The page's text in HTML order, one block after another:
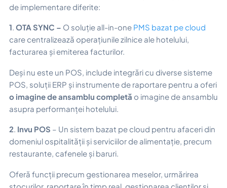
de implementare diferite:
1. OTA SYNC – O soluție all-in-one PMS bazat pe cloud
care centralizează operațiunile zilnice ale hotelului,
facturarea și emiterea facturilor.
Deși nu este un POS, include integrări cu diverse sisteme
POS, soluții ERP și instrumente de raportare pentru a oferi
o imagine de ansamblu completă o imagine de ansamblu
asupra performanței hotelului.
2. Invu POS – Un sistem bazat pe cloud pentru afaceri din
domeniul ospitalității și serviciilor de alimentație, precum
restaurante, cafenele și baruri.
Oferă funcții precum gestionarea meselor, urmărirea